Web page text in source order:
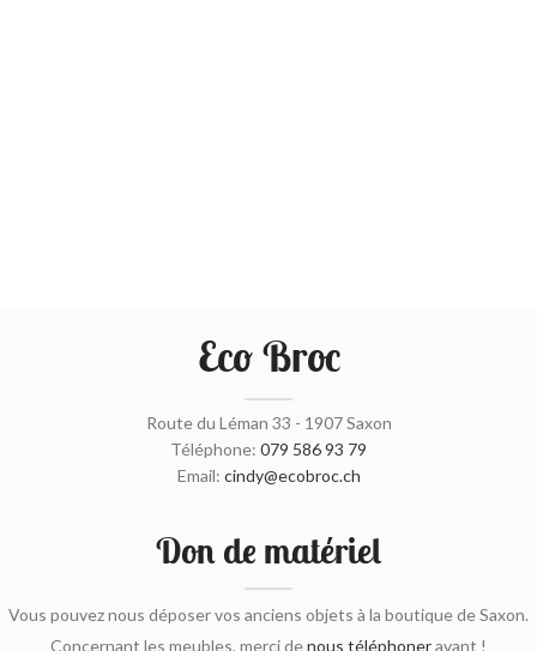
Eco Broc
Route du Léman 33 - 1907 Saxon
Téléphone: 079 586 93 79
Email: cindy@ecobroc.ch
Don de matériel
Vous pouvez nous déposer vos anciens objets à la boutique de Saxon.
Concernant les meubles, merci denous téléphoneravant !